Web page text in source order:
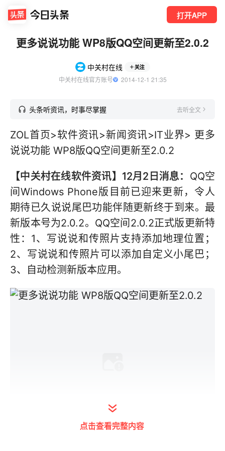
打开APP
更多说说功能 WP8版QQ空间更新至2.0.2
中关村在线 关注
中关村在线官方账号
  2014-12-1 21:35
头条听资讯，时事尽掌握 去听全文
ZOL首页>软件资讯>新闻资讯>IT业界> 更多
说说功能 WP8版QQ空间更新至2.0.2
【中关村在线软件资讯】12月2日消息： QQ空
间Windows Phone版目前已迎来更新，令人
期待已久说说尾巴功能伴随更新终于到来。最
新版本号为2.0.2。QQ空间2.0.2正式版更新特
性：1、写说说和传照片支持添加地理位置；
2、写说说和传照片可以添加自定义小尾巴；
3、自动检测新版本应用。
点击查看完整内容